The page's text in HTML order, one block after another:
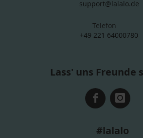
support@lalalo.de
Telefon
+49 221 64000780
Lass' uns Freunde
#lalalo